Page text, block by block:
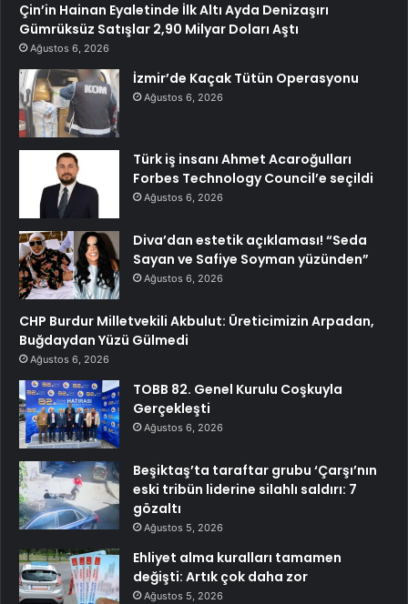
Çin’in Hainan Eyaletinde İlk Altı Ayda Denizaşırı
Gümrüksüz Satışlar 2,90 Milyar Doları Aştı
Ağustos 6, 2026
İzmir’de Kaçak Tütün Operasyonu
Ağustos 6, 2026
Türk iş insanı Ahmet Acaroğulları
Forbes Technology Council’e seçildi
Ağustos 6, 2026
Diva’dan estetik açıklaması! “Seda
Sayan ve Safiye Soyman yüzünden”
Ağustos 6, 2026
CHP Burdur Milletvekili Akbulut: Üreticimizin Arpadan,
Buğdaydan Yüzü Gülmedi
Ağustos 6, 2026
TOBB 82. Genel Kurulu Coşkuyla
Gerçekleşti
Ağustos 6, 2026
Beşiktaş’ta taraftar grubu ‘Çarşı’nın
eski tribün liderine silahlı saldırı: 7
gözaltı
Ağustos 5, 2026
Ehliyet alma kuralları tamamen
değişti: Artık çok daha zor
Ağustos 5, 2026